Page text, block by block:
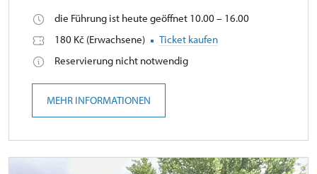
die Führung ist heute geöffnet 10.00 – 16.00
180 Kč (Erwachsene)
Ticket kaufen
Reservierung nicht notwendig
MEHR INFORMATIONEN